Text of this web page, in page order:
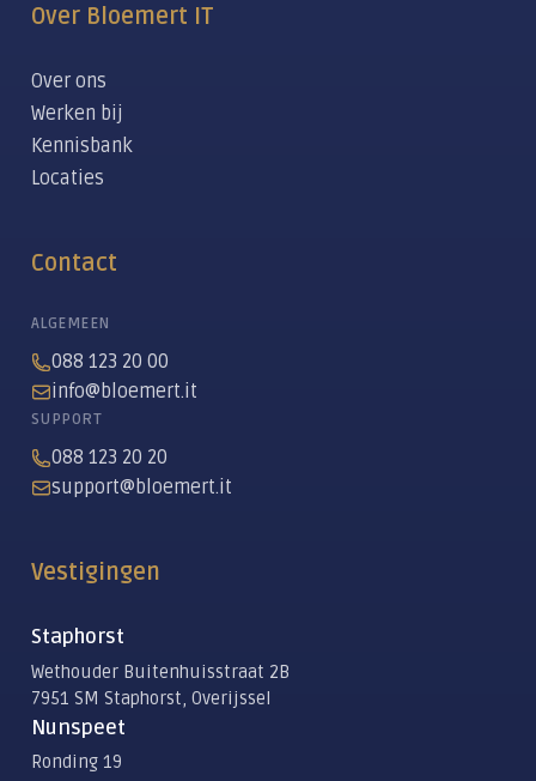
Over Bloemert IT
Over ons
Werken bij
Kennisbank
Locaties
Contact
ALGEMEEN
088 123 20 00
info@bloemert.it
SUPPORT
088 123 20 20
support@bloemert.it
Vestigingen
Staphorst
Wethouder Buitenhuisstraat 2B
7951 SM Staphorst, Overijssel
Nunspeet
Ronding 19